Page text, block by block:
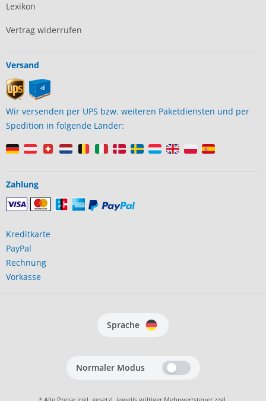
Lexikon
Vertrag widerrufen
Versand
Wir versenden per UPS bzw. weiteren Paketdiensten und per
Spedition in folgende Länder:
Zahlung
Kreditkarte
PayPal
Rechnung
Vorkasse
Sprache
Normaler Modus